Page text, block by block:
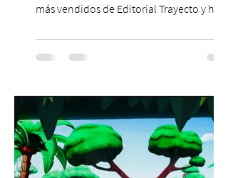
más vendidos de Editorial Trayecto y ha
para mejorar los procesos de selección
laboral en Chile. En un contexto donde el
experiencias laborales forman parte de la
realidad de miles de trabajadores, Trabajo
de Monos – Reflexiones de la Selva
Corporativa, del autor Mauricio Eduardo
Medina, ha trascendido el ámbito editorial